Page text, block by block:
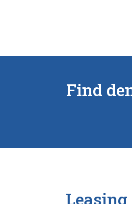
Find